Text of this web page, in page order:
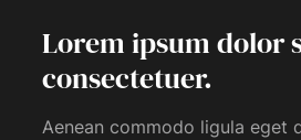
Lorem ipsum dolor
consectetuer.
Aenean commodo ligula eget